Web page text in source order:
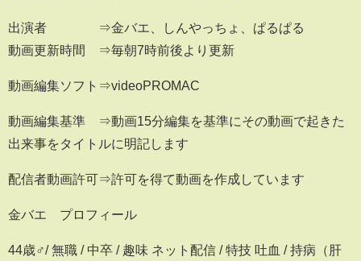
出演者 ⇒金バエ、しんやっちょ、ぱるぱる
動画更新時間 ⇒毎朝7時前後より更新
動画編集ソフト⇒videoPROMAC
動画編集基準 ⇒動画15分編集を基準にその動画で起きた
出来事をタイトルに明記します
配信者動画許可⇒許可を得て動画を作成しています
金バエ プロフィール
44歳♂/ 無職 / 中卒 / 趣味 ネット配信 / 特技 吐血 / 持病（肝